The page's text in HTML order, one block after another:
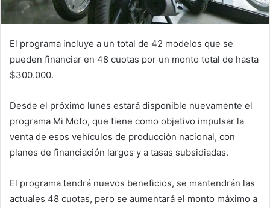
El programa incluye a un total de 42 modelos que se
pueden financiar en 48 cuotas por un monto total de hasta
$300.000.
Desde el próximo lunes estará disponible nuevamente el
programa Mi Moto, que tiene como objetivo impulsar la
venta de esos vehículos de producción nacional, con
planes de financiación largos y a tasas subsidiadas.
El programa tendrá nuevos beneficios, se mantendrán las
actuales 48 cuotas, pero se aumentará el monto máximo a